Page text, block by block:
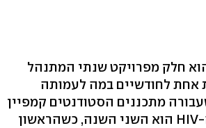
חלק מפרויקט שנתי המתנהל
אחת לחודשיים במה לעמותה
מתכננים הסטודנטים קמפיין
פרסומי. פרויקט ה-HIV הוא השני השנה, כשהראשון